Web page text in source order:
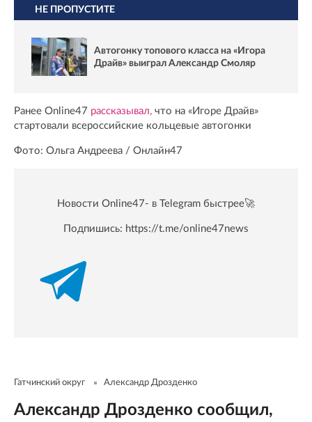
НЕ ПРОПУСТИТЕ
Автогонку топового класса на «Игора
Драйв» выиграл Александр Смоляр
Ранее Online47 рассказывал, что на «Игоре Драйв»
стартовали всероссийские кольцевые автогонки
Фото: Ольга Андреева / Онлайн47
Новости Online47- в Telegram быстрее🚀
Подпишись: https://t.me/online47news
Гатчинский округ Александр Дрозденко
Александр Дрозденко сообщил,